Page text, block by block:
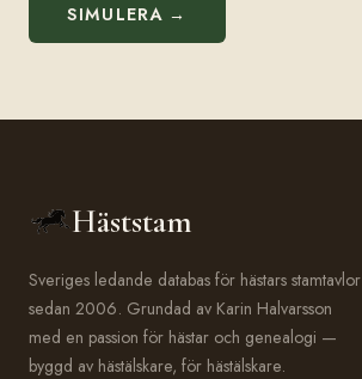
SIMULERA →
Häststam
Sveriges ledande databas för hästars stamtavlor
sedan 2006. Grundad av Karin Halvarsson
med en passion för hästar och genealogi —
byggd av hästälskare, för hästälskare.